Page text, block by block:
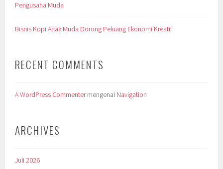
Pengusaha Muda
Bisnis Kopi Anak Muda Dorong Peluang Ekonomi Kreatif
RECENT COMMENTS
A WordPress Commentermengenai Navigation
ARCHIVES
Juli 2026